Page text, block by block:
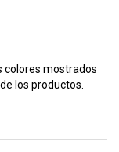
colores mostrados
los productos.